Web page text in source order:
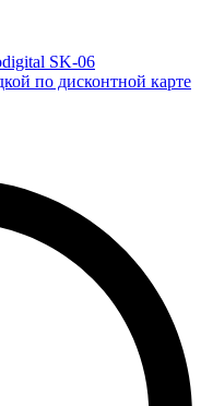
SK-06
по дисконтной карте